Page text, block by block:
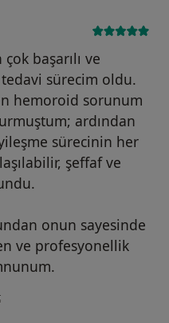
AB, Kara M, Unal E,
G E, Titiz MI. Risk
Renal Transplantation
Transplant
E.
32-5, 2011.
F, Titiz M I. Elective
Hemodialysis
6, 2011.
başarılı ve
sürecim oldu.
hemoroid sorunum
ardından
sürecinin her
şeffaf ve
onun sayesinde
ve profesyonellik
göre f...